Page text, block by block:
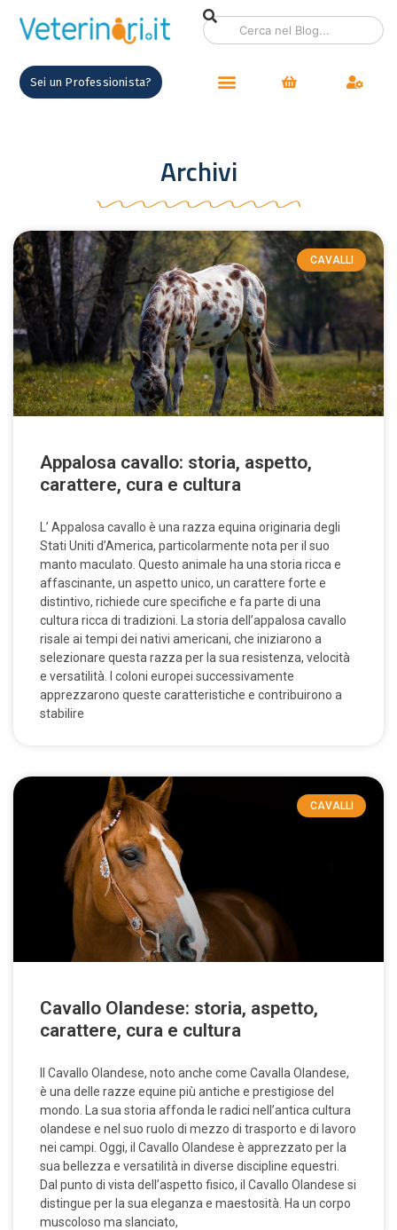
Sei un Professionista?
Archivi
CAVALLI
Appalosa cavallo: storia, aspetto,
carattere, cura e cultura
L’ Appalosa cavallo è una razza equina originaria degli
Stati Uniti d’America, particolarmente nota per il suo
manto maculato. Questo animale ha una storia ricca e
affascinante, un aspetto unico, un carattere forte e
distintivo, richiede cure specifiche e fa parte di una
cultura ricca di tradizioni. La storia dell’appalosa cavallo
risale ai tempi dei nativi americani, che iniziarono a
selezionare questa razza per la sua resistenza, velocità
e versatilità. I coloni europei successivamente
apprezzarono queste caratteristiche e contribuirono a
stabilire
CAVALLI
Cavallo Olandese: storia, aspetto,
carattere, cura e cultura
Il Cavallo Olandese, noto anche come Cavalla Olandese,
è una delle razze equine più antiche e prestigiose del
mondo. La sua storia affonda le radici nell’antica cultura
olandese e nel suo ruolo di mezzo di trasporto e di lavoro
nei campi. Oggi, il Cavallo Olandese è apprezzato per la
sua bellezza e versatilità in diverse discipline equestri.
Dal punto di vista dell’aspetto fisico, il Cavallo Olandese si
distingue per la sua eleganza e maestosità. Ha un corpo
muscoloso ma slanciato,